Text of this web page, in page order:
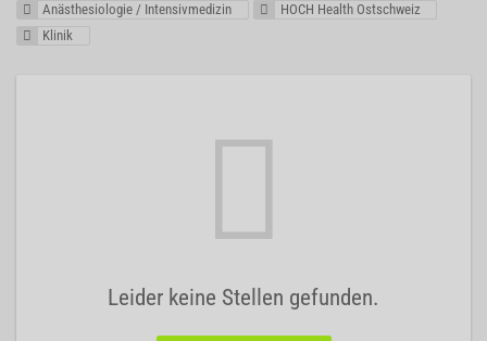
Anästhesiologie / Intensivmedizin
HOCH Health Ostschweiz
Klinik
Leider keine Stellen gefunden.